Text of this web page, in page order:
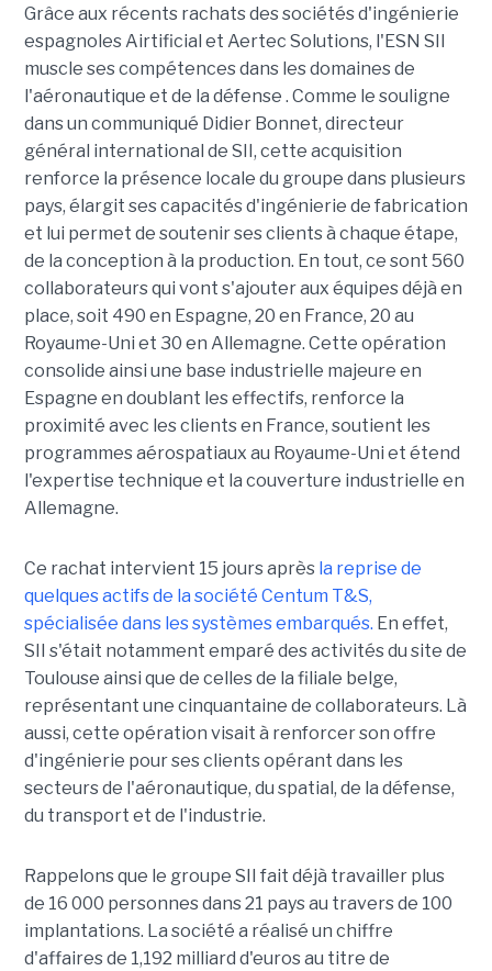
Grâce aux récents rachats des sociétés d'ingénierie
espagnoles Airtificial et Aertec Solutions, l'ESN SII
muscle ses compétences dans les domaines de
l'aéronautique et de la défense . Comme le souligne
dans un communiqué Didier Bonnet, directeur
général international de SII, cette acquisition
renforce la présence locale du groupe dans plusieurs
pays, élargit ses capacités d'ingénierie de fabrication
et lui permet de soutenir ses clients à chaque étape,
de la conception à la production. En tout, ce sont 560
collaborateurs qui vont s'ajouter aux équipes déjà en
place, soit 490 en Espagne, 20 en France, 20 au
Royaume-Uni et 30 en Allemagne. Cette opération
consolide ainsi une base industrielle majeure en
Espagne en doublant les effectifs, renforce la
proximité avec les clients en France, soutient les
programmes aérospatiaux au Royaume-Uni et étend
l'expertise technique et la couverture industrielle en
Allemagne.
Ce rachat intervient 15 jours après la reprise de
quelques actifs de la société Centum T&S,
spécialisée dans les systèmes embarqués. En effet,
SII s'était notamment emparé des activités du site de
Toulouse ainsi que de celles de la filiale belge,
représentant une cinquantaine de collaborateurs. Là
aussi, cette opération visait à renforcer son offre
d'ingénierie pour ses clients opérant dans les
secteurs de l'aéronautique, du spatial, de la défense,
du transport et de l'industrie.
Rappelons que le groupe SII fait déjà travailler plus
de 16 000 personnes dans 21 pays au travers de 100
implantations. La société a réalisé un chiffre
d'affaires de 1,192 milliard d'euros au titre de